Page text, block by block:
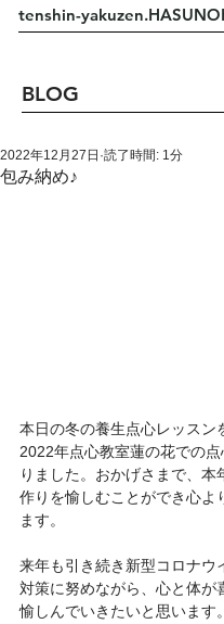
tenshin-
BLOG
包み納め♪
2022年12月27日 読了時間: 1分
本日の冬の養生点心レッスン
2022年点心教室蓮の花での
りました。おかげさまで、本
作りを愉しむことができ心よ
ます。
来年も引き続き新型コロナウ
対策に努めながら、心と体が
愉しんでいきたいと思います